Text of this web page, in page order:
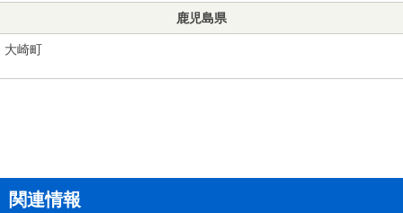
鹿児島県
大崎町
関連情報